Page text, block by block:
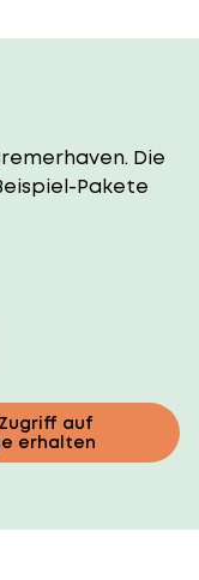
Die
Pakete
auf
erhalten